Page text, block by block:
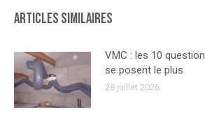
Articles similaires
VMC : les 10
se posent le plus
28 juillet 2026